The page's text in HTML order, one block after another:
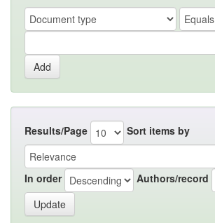
Results/Page Sort items by
In order Authors/record